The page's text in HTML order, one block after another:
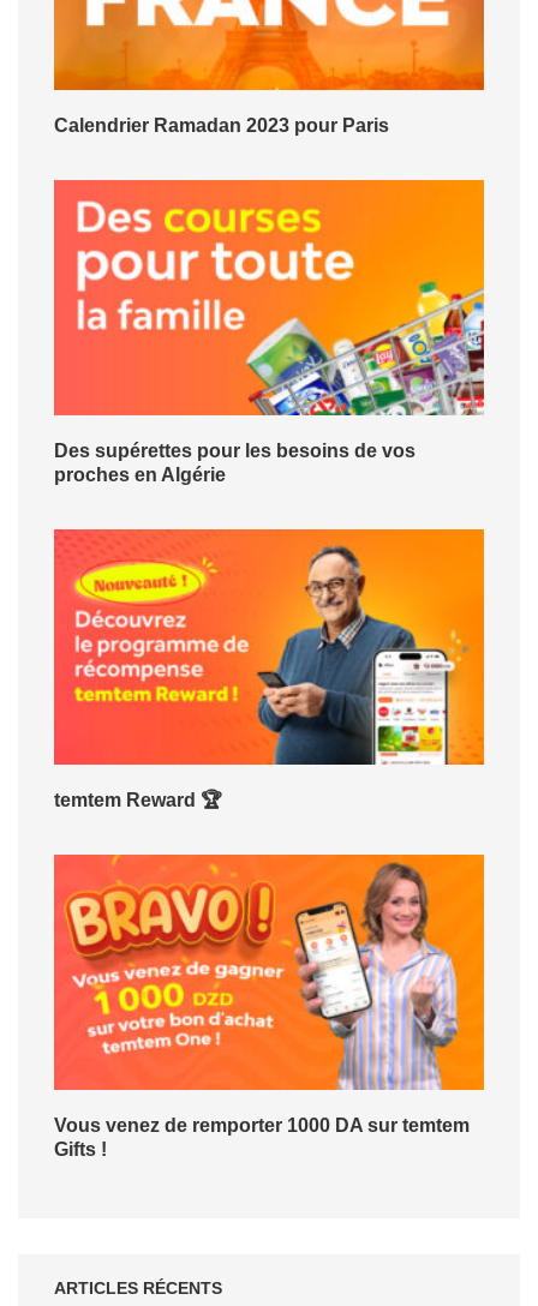
Calendrier Ramadan 2023 pour Paris
Des supérettes pour les besoins de vos
proches en Algérie
temtem Reward 🏆
Vous venez de remporter 1000 DA sur temtem
Gifts !
ARTICLES RÉCENTS